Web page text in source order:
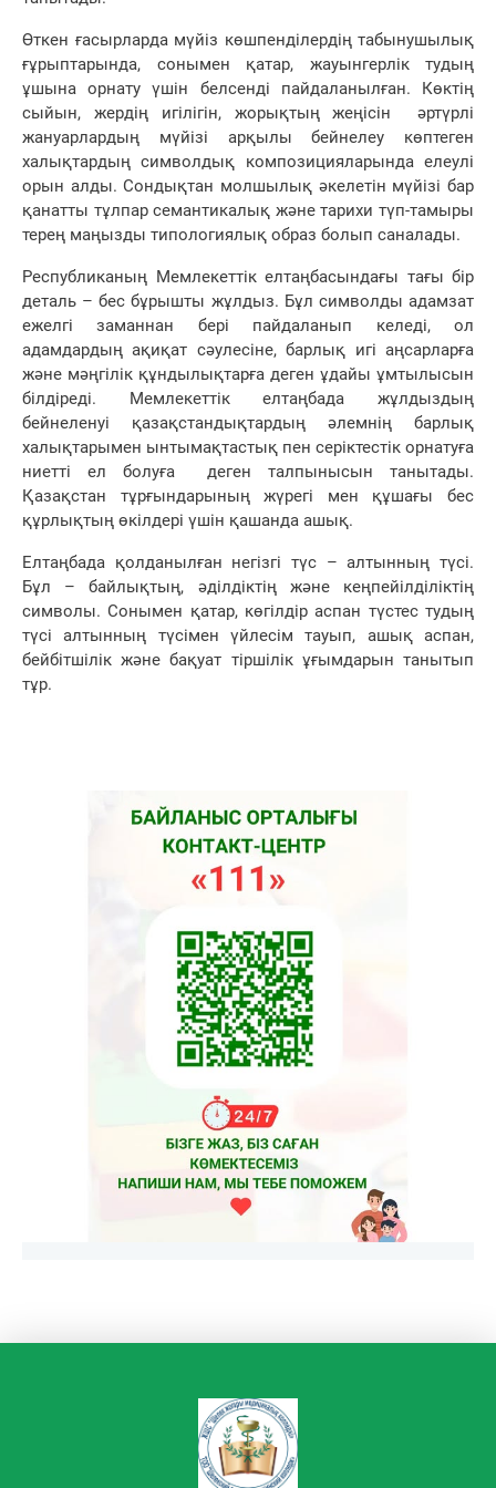
Өткен ғасырларда мүйіз көшпенділердің табынушылық
ғұрыптарында, сонымен қатар, жауынгерлік тудың
ұшына орнату үшін белсенді пайдаланылған. Көктің
сыйын, жердің игілігін, жорықтың жеңісін әртүрлі
жануарлардың мүйізі арқылы бейнелеу көптеген
халықтардың символдық композицияларында елеулі
орын алды. Сондықтан молшылық әкелетін мүйізі бар
қанатты тұлпар семантикалық және тарихи түп-тамыры
терең маңызды типологиялық образ болып саналады.
Республиканың Мемлекеттік елтаңбасындағы тағы бір
деталь – бес бұрышты жұлдыз. Бұл символды адамзат
ежелгі заманнан бері пайдаланып келеді, ол
адамдардың ақиқат сәулесіне, барлық игі аңсарларға
және мәңгілік құндылықтарға деген ұдайы ұмтылысын
білдіреді. Мемлекеттік елтаңбада жұлдыздың
бейнеленуі қазақстандықтардың әлемнің барлық
халықтарымен ынтымақтастық пен серіктестік орнатуға
ниетті ел болуға деген талпынысын танытады.
Қазақстан тұрғындарының жүрегі мен құшағы бес
құрлықтың өкілдері үшін қашанда ашық.
Елтаңбада қолданылған негізгі түс – алтынның түсі.
Бұл – байлықтың, әділдіктің және кеңпейілділіктің
символы. Сонымен қатар, көгілдір аспан түстес тудың
түсі алтынның түсімен үйлесім тауып, ашық аспан,
бейбітшілік және бақуат тіршілік ұғымдарын танытып
тұр.